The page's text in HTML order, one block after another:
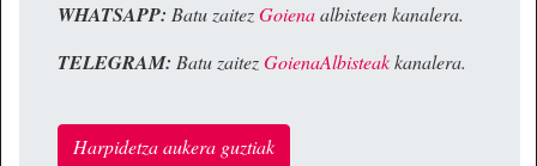
WHATSAPP: Batu zaitezGoienaalbisteen kanalera.
TELEGRAM: Batu zaitezGoienaAlbisteakkanalera.
Harpidetza aukera guztiak